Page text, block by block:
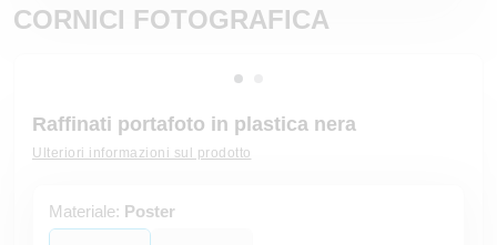
CORNICI FOTOGRAFICA
Raffinati portafoto in plastica nera
Ulteriori informazioni sul prodotto
Materiale: Poster